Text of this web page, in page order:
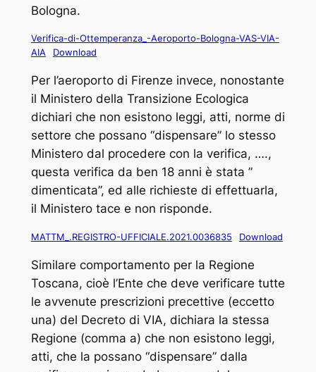
Bologna.
Verifica-di-Ottemperanza_-Aeroporto-Bologna-VAS-VIA-
AIA
Download
Per l’aeroporto di Firenze invece, nonostante
il Ministero della Transizione Ecologica
dichiari che non esistono leggi, atti, norme di
settore che possano “dispensare” lo stesso
Ministero dal procedere con la verifica, ….,
questa verifica da ben 18 anni è stata ”
dimenticata”, ed alle richieste di effettuarla,
il Ministero tace e non risponde.
MATTM_.REGISTRO-UFFICIALE.2021.0036835 Download
Similare comportamento per la Regione
Toscana, cioè l’Ente che deve verificare tutte
le avvenute prescrizioni precettive (eccetto
una) del Decreto di VIA, dichiara la stessa
Regione (comma a) che non esistono leggi,
atti, che la possano “dispensare” dalla